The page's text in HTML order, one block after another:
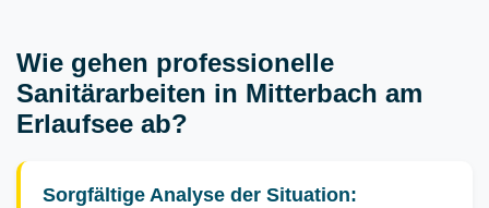
Wie gehen professionelle
Sanitärarbeiten in Mitterbach am
Erlaufsee ab?
Sorgfältige Analyse der Situation: